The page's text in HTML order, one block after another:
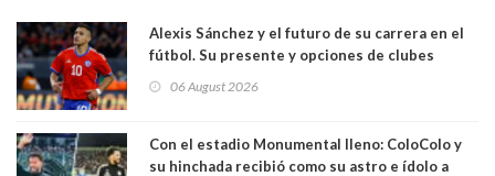
Alexis Sánchez y el futuro de su carrera en el
fútbol. Su presente y opciones de clubes
06 August 2026
Con el estadio Monumental lleno: ColoColo y
su hinchada recibió como su astro e ídolo a